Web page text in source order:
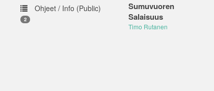
Ohjeet / Info (Public)
2
Sumuvuoren
Salaisuus
Timo Rutanen